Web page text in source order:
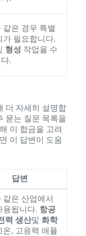
같은 경우 특별
가 필요합니다.
형성 작업을 수
.
더 자세히 설명합
묻는 질문 목록을
이 합금을 고려
이 답변이 도움
답변
같은 산업에서
용됩니다. 항공
력 생산및 화학
온, 고응력 애플